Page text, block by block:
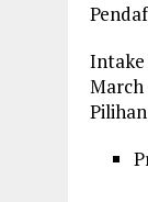
Intake
March